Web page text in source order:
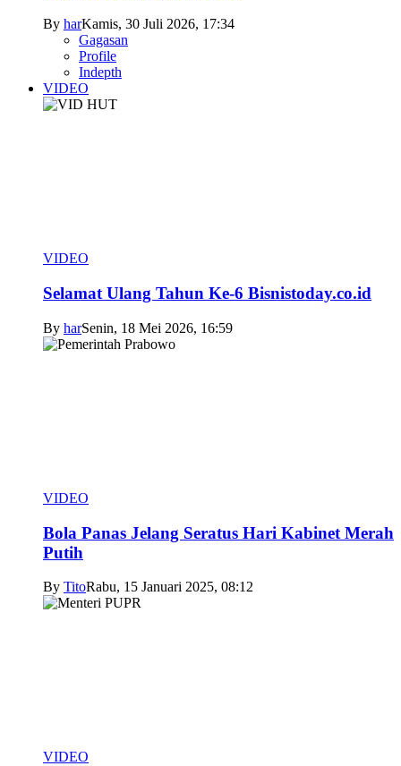
By harKamis, 30 Juli 2026, 17:34
Gagasan
Profile
Indepth
VIDEO
VIDEO
Selamat Ulang Tahun Ke-6 Bisnistoday.co.id
By harSenin, 18 Mei 2026, 16:59
VIDEO
Bola Panas Jelang Seratus Hari Kabinet Merah
Putih
By TitoRabu, 15 Januari 2025, 08:12
VIDEO